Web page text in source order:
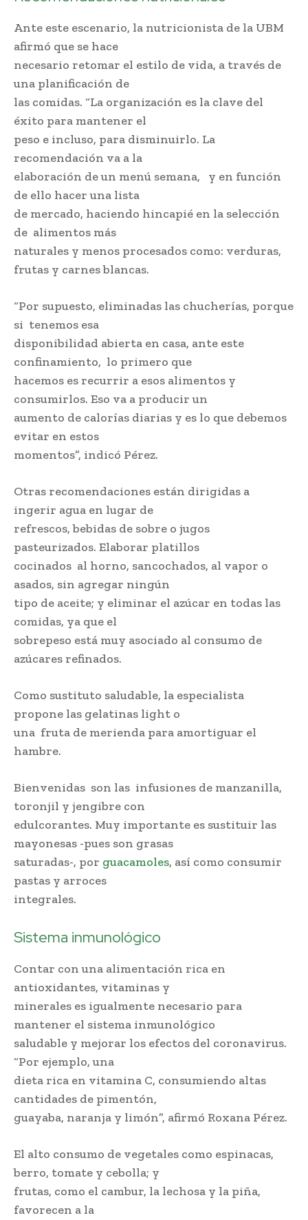
Ante este escenario, la nutricionista de la UBM
afirmó que se hace
necesario retomar el estilo de vida, a través de
una planificación de
las comidas. “La organización es la clave del
éxito para mantener el
peso e incluso, para disminuirlo. La
recomendación va a la
elaboración de un menú semana, y en función
de ello hacer una lista
de mercado, haciendo hincapié en la selección
de alimentos más
naturales y menos procesados como: verduras,
frutas y carnes blancas.
“Por supuesto, eliminadas las chucherías, porque
si tenemos esa
disponibilidad abierta en casa, ante este
confinamiento, lo primero que
hacemos es recurrir a esos alimentos y
consumirlos. Eso va a producir un
aumento de calorías diarias y es lo que debemos
evitar en estos
momentos”, indicó Pérez.
Otras recomendaciones están dirigidas a
ingerir agua en lugar de
refrescos, bebidas de sobre o jugos
pasteurizados. Elaborar platillos
cocinados al horno, sancochados, al vapor o
asados, sin agregar ningún
tipo de aceite; y eliminar el azúcar en todas las
comidas, ya que el
sobrepeso está muy asociado al consumo de
azúcares refinados.
Como sustituto saludable, la especialista
propone las gelatinas light o
una fruta de merienda para amortiguar el
hambre.
Bienvenidas son las infusiones de manzanilla,
toronjil y jengibre con
edulcorantes. Muy importante es sustituir las
mayonesas -pues son grasas
saturadas-, por guacamoles, así como consumir
pastas y arroces
integrales.
Sistema inmunológico
Contar con una alimentación rica en
antioxidantes, vitaminas y
minerales es igualmente necesario para
mantener el sistema inmunológico
saludable y mejorar los efectos del coronavirus.
“Por ejemplo, una
dieta rica en vitamina C, consumiendo altas
cantidades de pimentón,
guayaba, naranja y limón”, afirmó Roxana Pérez.
El alto consumo de vegetales como espinacas,
berro, tomate y cebolla; y
frutas, como el cambur, la lechosa y la piña,
favorecen a la